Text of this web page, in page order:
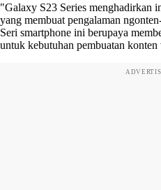
"Galaxy S23 Series menghadirkan
yang membuat pengalaman
Seri smartphone ini berupaya
untuk kebutuhan pembuatan